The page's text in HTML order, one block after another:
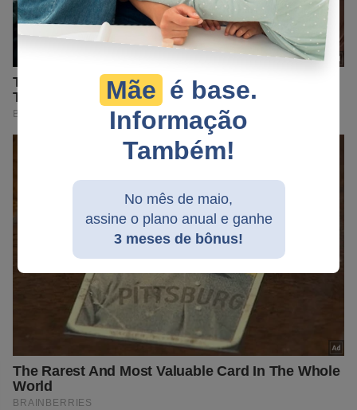
Mãe é base.
Informação
Também!
No mês de maio,
assine o plano anual e ganhe
3 meses de bônus!